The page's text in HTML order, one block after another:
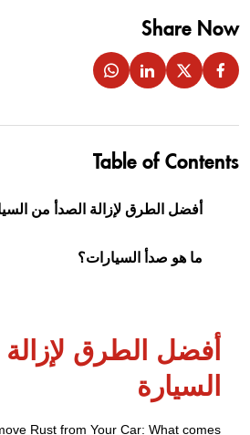
Share Now
Table of Contents
أفضل الطرق لإزالة الصدأ من
ما هو صدأ السيارات؟
أفضل الطرق لإزالة
السيارة
Rust from Your Car: What comes